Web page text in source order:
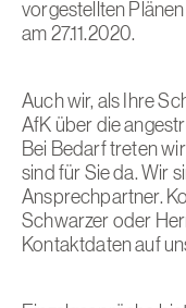
vorgestellten
am 27.11.2020.
Auch wir, als Ihre
AfK über die
Bei Bedarf treten
sind für Sie da. Wir
Ansprechpartner.
Schwarzer oder
Kontaktdatenauf